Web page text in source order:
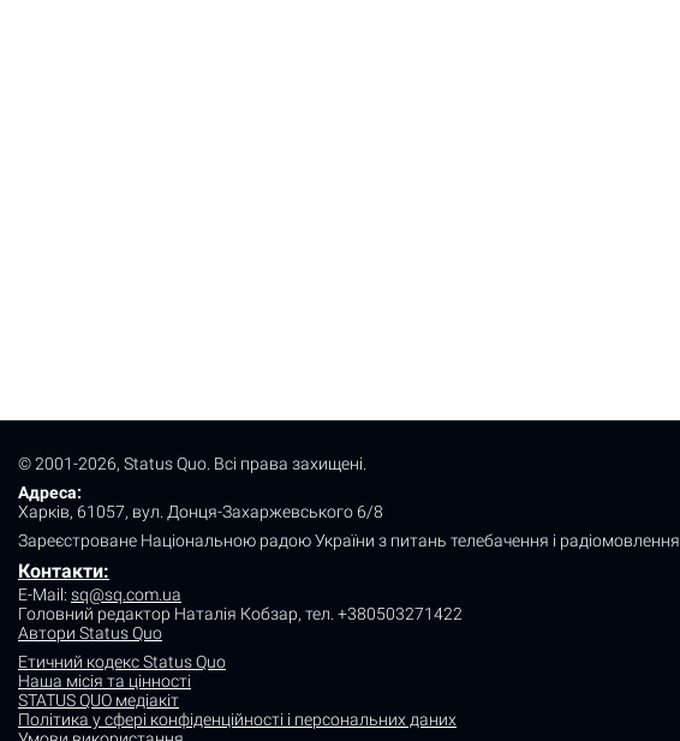
© 2001-2026, Status Quo. Всі права захищені.
Адреса:
Харків, 61057, вул. Донця-Захаржевського 6/8
Зареєстроване Національною радою України з питань телебачення і радіомовлення.
Контакти:
E-Mail: sq@sq.com.ua
Головний редактор Наталія Кобзар, тел. +380503271422
Автори Status Quo
Етичний кодекс Status Quo
Наша місія та цінності
STATUS QUO медіакіт
Політика у сфері конфіденційності і персональних даних